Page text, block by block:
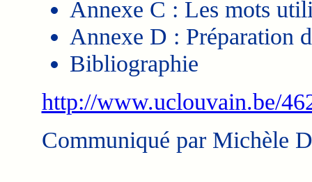
Annexe C : Les mots
Annexe D : Préparation
Bibliographie
http://www.uclouvain.be/
Communiqué par Michèle